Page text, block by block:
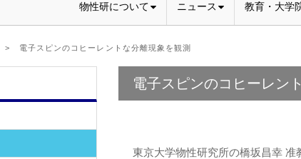
物性研について ニュース 教育・大学
> 電子スピンのコヒーレントな分離現象を観測
電子スピンのコヒーレン
東京大学物性研究所の橋坂昌幸